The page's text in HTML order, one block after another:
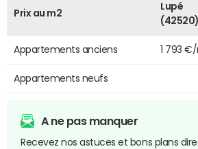
Prix au m2
Lupé
(42520)
Appartements anciens 1 793
Appartements neufs
A ne pas manquer
Recevez nos astuces et bons plans